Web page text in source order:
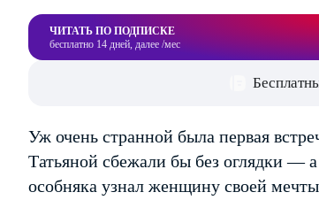
ЧИТАТЬ ПО ПОДПИСКЕ
бесплатно 14 дней, далее /мес
Уж очень странной была первая
Татьяной сбежали бы без оглядки —
особняка узнал женщину своей